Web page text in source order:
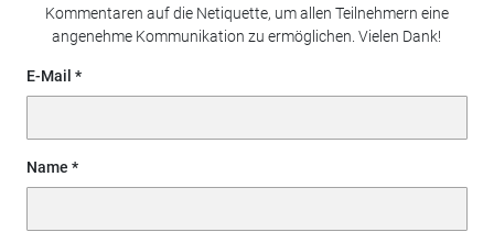
Kommentaren auf die Netiquette, um allen Teilnehmern eine
angenehme Kommunikation zu ermöglichen. Vielen Dank!
E-Mail
Name